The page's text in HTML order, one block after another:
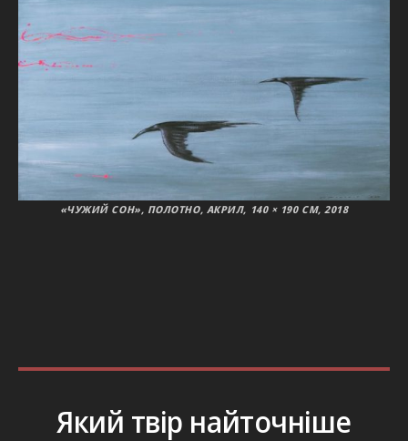
«ЧУЖИЙ СОН», ПОЛОТНО, АКРИЛ, 140 × 190 СМ, 2018
Який твір найточніше